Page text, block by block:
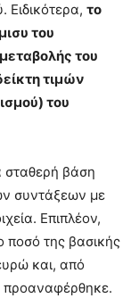
Ειδικότερα, το
του
του
τιμών
του
σταθερή βάση
συντάξεων με
Επιπλέον,
ποσό της βασικής
και, από
προαναφέρθηκε.